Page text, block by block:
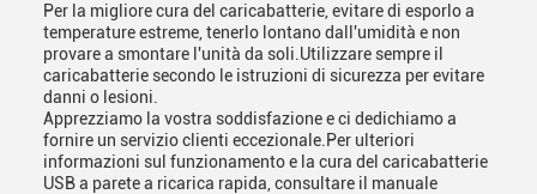
Per la migliore cura del caricabatterie, evitare di esporlo a
temperature estreme, tenerlo lontano dall'umidità e non
provare a smontare l'unità da soli.Utilizzare sempre il
caricabatterie secondo le istruzioni di sicurezza per evitare
danni o lesioni.
Apprezziamo la vostra soddisfazione e ci dedichiamo a
fornire un servizio clienti eccezionale.Per ulteriori
informazioni sul funzionamento e la cura del caricabatterie
USB a parete a ricarica rapida, consultare il manuale